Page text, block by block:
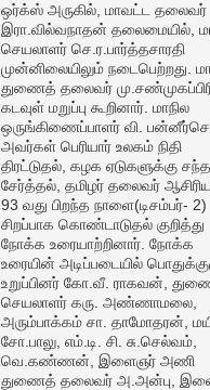
ஒர்க்ஸ் அருகில், மாவட்ட தலைவர்
இரா.வில்வநாதன் தலைமையில்,
செயலாளர் செ.ர.பார்த்தசாரதி
முன்னிலையிலும் நடைபெற்றது.
துணைத் தலைவர்
கடவுள் மறுப்பு கூறினார். மாநில
ஒருங்கிணைப்பாளர் வி.
அவர்கள் பெரியார் உலகம் நிதி
திரட்டுதல், கழக ஏடுகளுக்கு
சேர்த்தல், தமிழர் தலைவர்
93 வது பிறந்த நாளை(டிசம்பர்- 2)
சிறப்பாக கொண்டாடுதல் குறித்து
நோக்க உரையாற்றினார். நோக்க
உரையின் அடிப்படையில்
உறுப்பினர் கோ.வீ. ராகவன்,
செயலாளர் கரு. அண்ணாமலை,
அரும்பாக்கம் சா. தாமோதரன்,
சோ.பாலு, எம்.டி. சி. சு.செல்வம்,
வெ.கண்ணன், இளைஞர் அணி
துணைத் தலைவர் அ.அன்பு,